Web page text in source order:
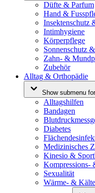
Düfte & Parfum
Hand &
Insektenschutz
Intimhygiene
Körperpflege
Sonnenschutz
Zahn- &
Zubehör
Alltag & Orthopädie
Show submenu
Alltagshilfen
Bandagen
Diabetes
Medizinisches
Kinesio &
Kompressions-
Sexualität
Wärme- &